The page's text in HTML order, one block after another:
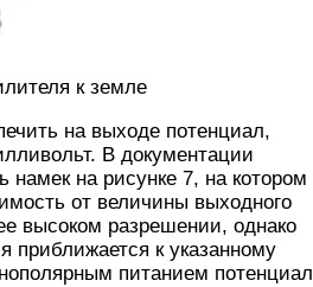
к земле
на выходе потенциал,
В документации
намек на рисунке 7, на котором
от величины выходного
высоком разрешении, однако
приближается к указанному
питанием потенциал